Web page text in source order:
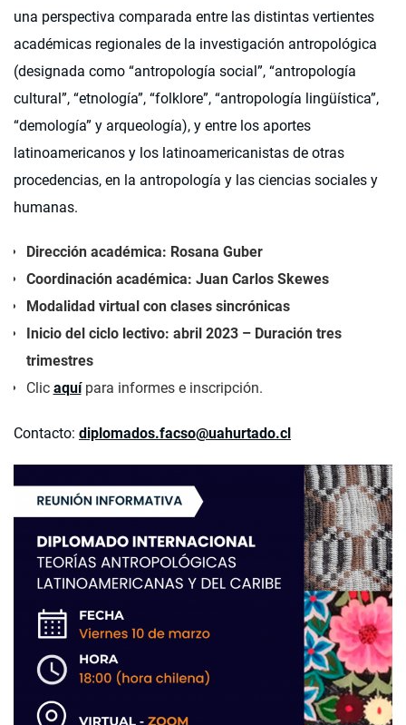
una perspectiva comparada entre las distintas vertientes
académicas regionales de la investigación antropológica
(designada como “antropología social”, “antropología
cultural”, “etnología”, “folklore”, “antropología lingüística”,
“demología” y arqueología), y entre los aportes
latinoamericanos y los latinoamericanistas de otras
procedencias, en la antropología y las ciencias sociales y
humanas.
Dirección académica: Rosana Guber
Coordinación académica: Juan Carlos Skewes
Modalidad virtual con clases sincrónicas
Inicio del ciclo lectivo: abril 2023 – Duración tres
trimestres
Clic aquípara informes e inscripción.
Contacto: diplomados.facso@uahurtado.cl